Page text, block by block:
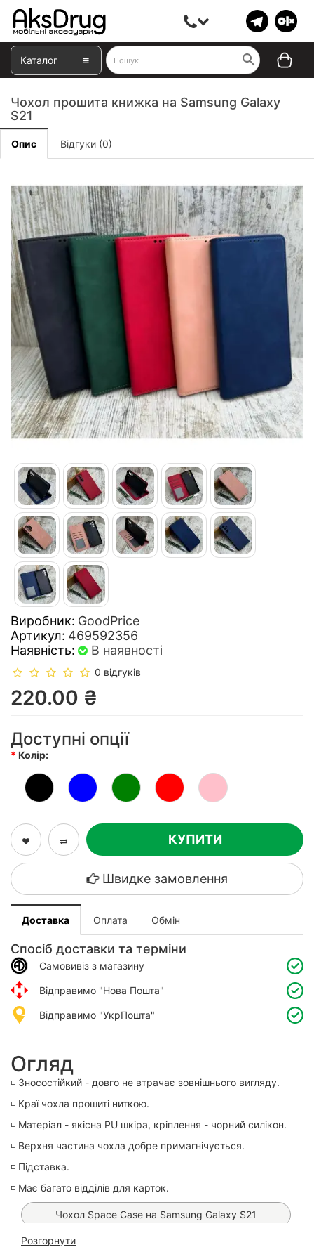
Каталог
Чохол прошита книжка на Samsung Galaxy
S21
Опис Відгуки (0)
Виробник: GoodPrice
Артикул: 469592356
Наявність:
В наявності
0 відгуків
220.00 ₴
Доступні опції
Колір:
КУПИТИ
Швидке замовлення
Доставка Оплата Обмін
Спосіб доставки та терміни
Самовивіз з магазину
Відправимо "Нова Пошта"
Відправимо "УкрПошта"
Огляд
◽️ Зносостійкий - довго не втрачає зовнішнього вигляду.
◽️ Краї чохла прошиті ниткою.
◽️ Матеріал - якісна PU шкіра, кріплення - чорний силікон.
◽️ Верхня частина чохла добре примагнічується.
◽️ Підставка.
◽️ Має багато відділів для карток.
Чохол Space Case на Samsung Galaxy S21
Чохол Armor Ring Case на Samsung Galaxy S21
Розгорнути